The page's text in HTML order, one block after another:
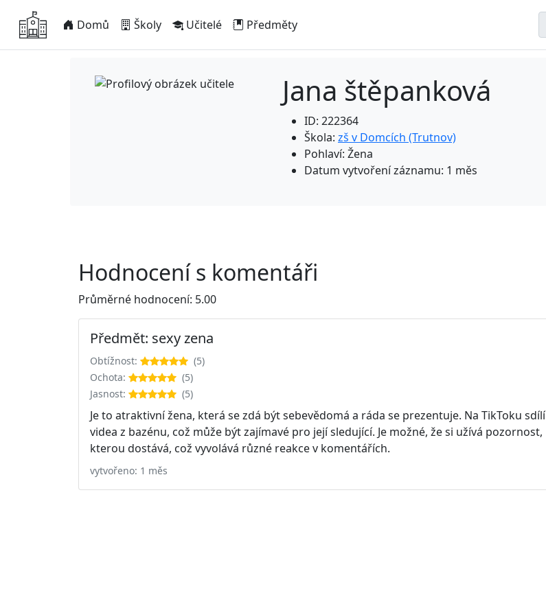
Domů Školy Učitelé Předměty
Jana štěpanková
ID: 222364
Škola: zš v Domcích (Trutnov)
Pohlaví: Žena
Datum vytvoření záznamu: 1 měs
Hodnocení s komentáři
Průměrné hodnocení: 5.00
Předmět: sexy zena
Obtížnost:
(5)
Ochota:
(5)
Jasnost:
(5)
Je to atraktivní žena, která se zdá být sebevědomá a ráda se prezentuje. Na TikToku sdílí
videa z bazénu, což může být zajímavé pro její sledující. Je možné, že si užívá pozornost,
kterou dostává, což vyvolává různé reakce v komentářích.
vytvořeno: 1 měs